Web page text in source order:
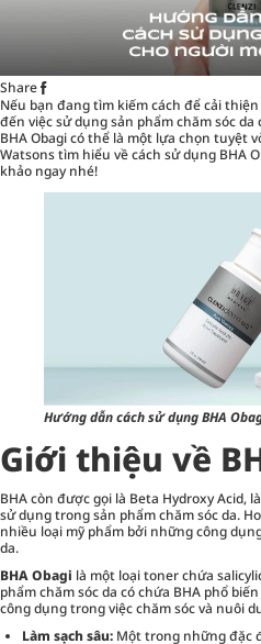
Share
Nếu bạn đang tìm kiếm cách để cải
đến việc sử dụng sản phẩm chăm sóc
BHA Obagi có thể là một lựa chọn tuyệt
Watsonstìm hiểu về cách sử dụng BHA
khảo ngay nhé!
Hướng dẫn cách sử dụng BHA
Giới thiệu về
BHA còn được gọi là Beta Hydroxy
sử dụng trong sản phẩmchăm sóc da.
nhiều loại mỹ phẩm bởi những công
da.
BHA Obagi là một loại toner chứa
phẩm chăm sóc da có chứa BHA phổ
công dụng trong việc chăm sóc và nuôi
Làm sạch sâu: Một trong những đặc